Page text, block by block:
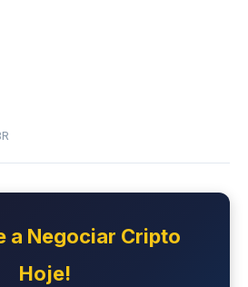
a Negociar Cripto
Hoje!